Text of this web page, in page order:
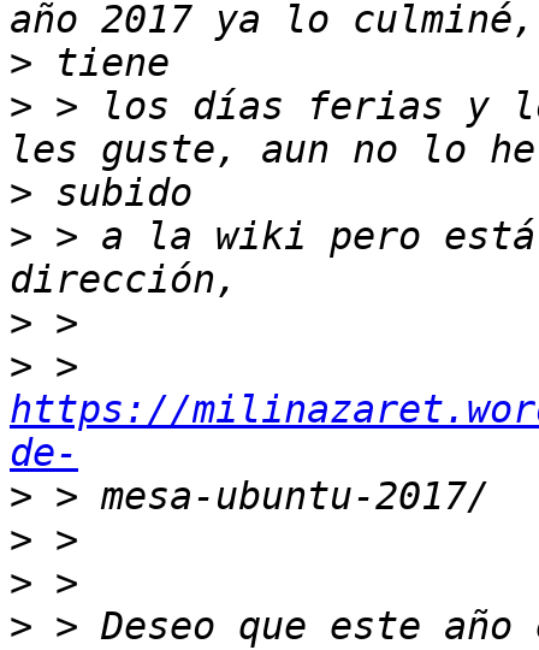
>
> > los días ferias y
>
> > a la wiki pero
>
>
https://
de-
>
>
>
> > Deseo que este